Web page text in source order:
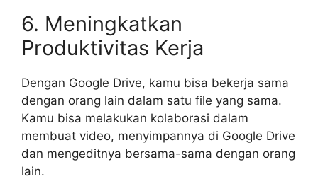
6. Meningkatkan
Produktivitas Kerja
Dengan Google Drive, kamu bisa bekerja sama
dengan orang lain dalam satu file yang sama.
Kamu bisa melakukan kolaborasi dalam
membuat video, menyimpannya di Google Drive
dan mengeditnya bersama-sama dengan orang
lain.